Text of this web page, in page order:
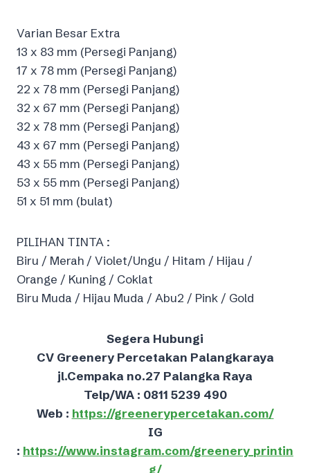
Varian Besar Extra
13 x 83 mm (Persegi Panjang)
17 x 78 mm (Persegi Panjang)
22 x 78 mm (Persegi Panjang)
32 x 67 mm (Persegi Panjang)
32 x 78 mm (Persegi Panjang)
43 x 67 mm (Persegi Panjang)
43 x 55 mm (Persegi Panjang)
53 x 55 mm (Persegi Panjang)
51 x 51 mm (bulat)
PILIHAN TINTA :
Biru / Merah / Violet/Ungu / Hitam / Hijau /
Orange / Kuning / Coklat
Biru Muda / Hijau Muda / Abu2 / Pink / Gold
Segera Hubungi
CV Greenery Percetakan Palangkaraya
jl.Cempaka no.27 Palangka Raya
Telp/WA : 0811 5239 490
Web : https://greenerypercetakan.com/
IG
: https://www.instagram.com/greenery_printin
g/